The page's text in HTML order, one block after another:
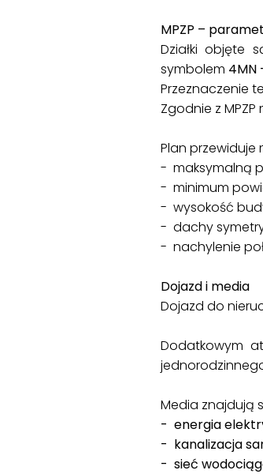
MPZP –
Działki objęte
symbolem 4MN
Przeznaczenie
Zgodnie z
Plan przewiduje
- maksymalną
- minimum
- wysokość
- dachy
- nachylenie
Dojazd i media
Dojazd do
Dodatkowym
Media znajdują
- energia
- kanalizacja
- sieć